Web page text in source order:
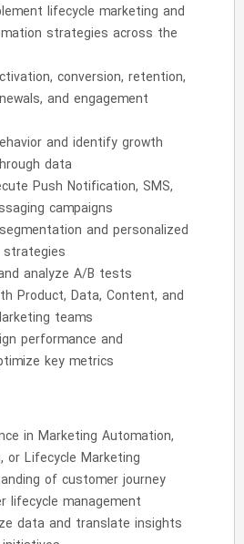
lifecycle marketing and
strategies across the
conversion, retention,
and engagement
and identify growth
data
Push Notification, SMS,
campaigns
and personalized
strategies
analyze A/B tests
Product, Data, Content, and
teams
performance and
key metrics
in Marketing Automation,
or Lifecycle Marketing
of customer journey
lifecycle management
data and translate insights